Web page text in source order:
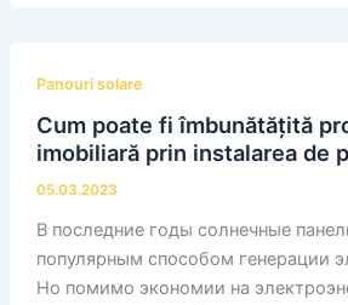
Panouri solare
Cum poate fi îmbunătățită
imobiliară prin instalarea de
05.03.2023
В последние годы солнечные
популярным способом генерации
Но помимо экономии на